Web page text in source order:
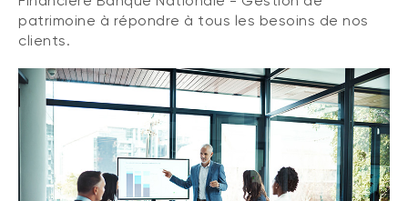
patrimoine à répondre à tous les besoins de nos
clients.